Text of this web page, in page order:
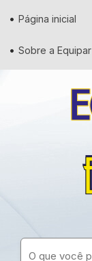
Página inicial
Sobre a Equipar